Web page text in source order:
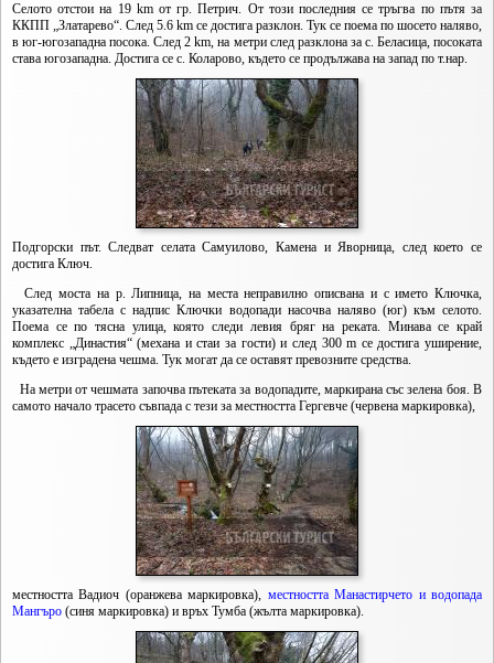
Селото отстои на 19 km от гр. Петрич. От този последния се тръгва по пътя за
ККПП „Златарево“. След 5.6 km се достига разклон. Тук се поема по шосето наляво,
в юг-югозападна посока. След 2 km, на метри след разклона за с. Беласица, посоката
става югозападна. Достига се с. Коларово, където се продължава на запад по т.нар.
Подгорски път. Следват селата Самуилово, Камена и Яворница, след което се
достига Ключ.
След моста на р. Липница, на места неправилно описвана и с името Ключка,
указателна табела с надпис Ключки водопади насочва наляво (юг) към селото.
Поема се по тясна улица, която следи левия бряг на реката. Минава се край
комплекс „Династия“ (механа и стаи за гости) и след 300 m се достига уширение,
където е изградена чешма. Тук могат да се оставят превозните средства.
На метри от чешмата започва пътеката за водопадите, маркирана със зелена боя. В
самото начало трасето съвпада с тези за местността Гергевче (червена маркировка),
местността Вадиоч (оранжева маркировка), местността Манастирчето и водопада
Мангъро (синя маркировка) и връх Тумба (жълта маркировка).